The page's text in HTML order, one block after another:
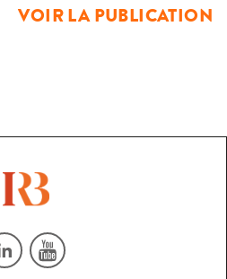
VOIR LA PUBLICATION